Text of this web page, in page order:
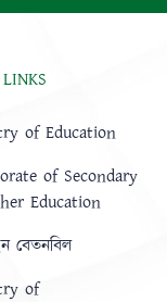
of Education
of Secondary
Education
বেতনবিল
of